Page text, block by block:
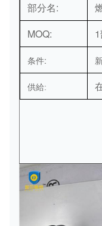
部分名:
MOQ:
条件:
供給: